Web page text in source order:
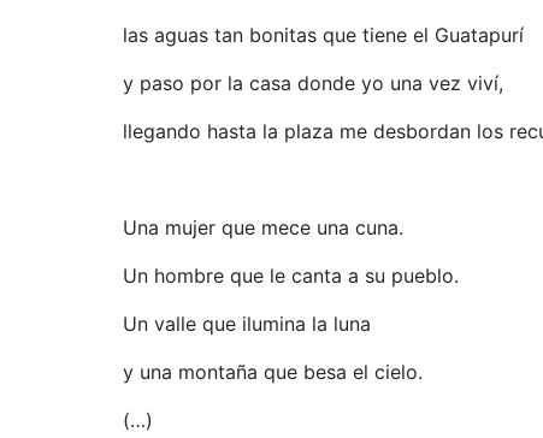
las aguas tan bonitas que tiene el Guatapurí
y paso por la casa donde yo una vez viví,
llegando hasta la plaza me desbordan los
Una mujer que mece una cuna.
Un hombre que le canta a su pueblo.
Un valle que ilumina la luna
y una montaña que besa el cielo.
(…)